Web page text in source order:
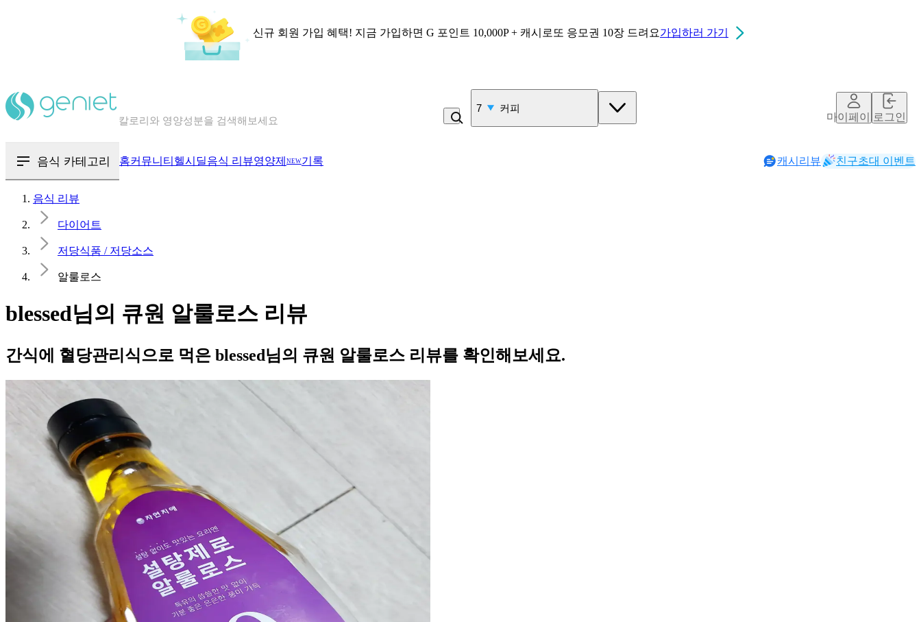
신규 회원 가입 혜택! 지금 가입하면 G 포인트 10,000P + 캐시로또 응모권 10장 드려요가입하러 가기
혈당 · 다이어트 음식 검색해보세요
7 커피
마이페이지로그인
음식 카테고리 홈커뮤니티 헬시딜음식 리뷰영양제 NEW기록 캐시리뷰 친구초대 이벤트
음식 리뷰
다이어트
저당식품 / 저당소스
알룰로스
blessed님의 큐원 알룰로스 리뷰
간식에 혈당관리식으로 먹은 blessed님의 큐원 알룰로스 리뷰를 확인해보세요.